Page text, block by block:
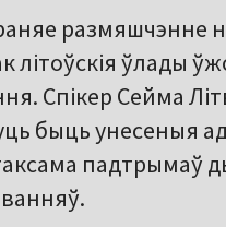
размяшчэнне
літоўскія ўлады
Спікер Сейма
быць унесеныя
падтрымаў